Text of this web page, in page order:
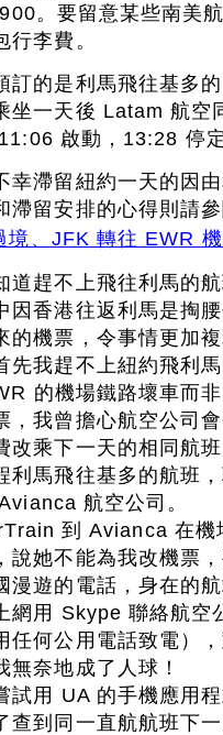
。要留意某些南美
行李費。
訂的是利馬飛往基多
坐一天後 Latam 航空
啟動，13:28 停
幸滯留紐約一天的因
滯留安排的心得則請
境、JFK 轉往 EWR 機
道趕不上飛往利馬的
因香港往返利馬是掏
的機票，令事情更加
先我趕不上紐約飛利
的機場鐵路壞車而
，我曾擔心航空公司
改乘下一天的相同航
利馬飛往基多的航班
航空公司。
到 Avianca 在機
說她不能為我改機票
漫遊的電話，身在的
網用 Skype 聯絡航空
任何公用電話致電）
無奈地成了人球！
試用 UA 的手機應用
查到同一直航航班下